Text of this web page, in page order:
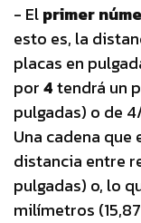
- Elprimer
esto es, la
placas en
por4tendrá un
pulgadas) o de
Una cadena que
distancia entre
pulgadas) o, lo
milímetros